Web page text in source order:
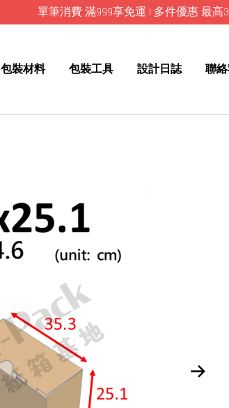
單筆消費 滿999享免運 | 多件優惠 最高
包裝材料 包裝工具 設計日誌 聯